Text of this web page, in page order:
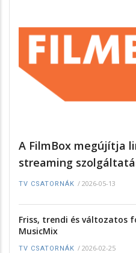
A FilmBox megújítja
streaming
TV CSATORNÁK / 2026-05-13
Friss, trendi és változatos
MusicMix
TV CSATORNÁK / 2026-02-25